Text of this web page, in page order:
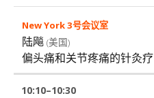
陆飚 (美国)
偏头痛和关节疼痛的针灸疗
10:10–10:30